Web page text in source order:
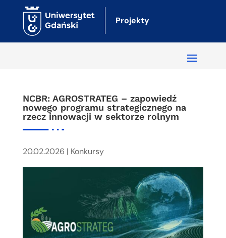
Projekty
NCBR: AGROSTRATEG – zapowiedź
nowego programu strategicznego na
rzecz innowacji w sektorze rolnym
20.02.2026 | Konkursy